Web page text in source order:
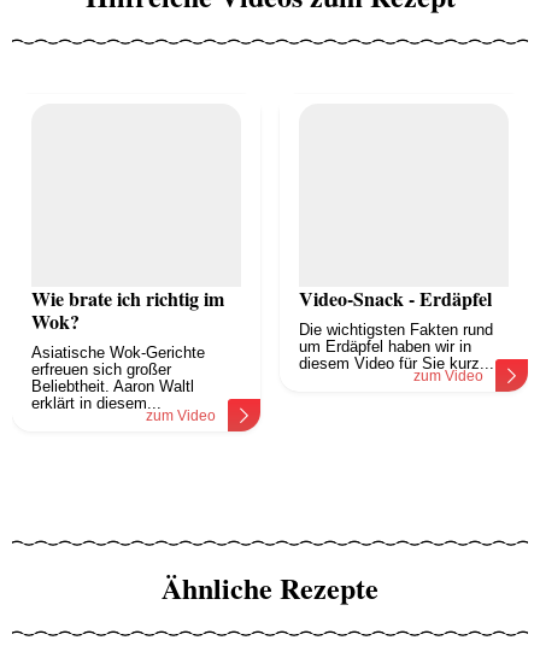
Wie brate ich richtig im
Wok?
Asiatische Wok-Gerichte
erfreuen sich großer
Beliebtheit. Aaron Waltl
erklärt in diesem...
zum Video
Video-Snack - Erdäpfel
Die wichtigsten Fakten rund
um Erdäpfel haben wir in
diesem Video für Sie kurz...
zum Video
Ähnliche Rezepte